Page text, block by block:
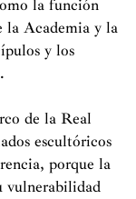
la función
la Academia y la
y los
de la Real
escultóricos
porque la
vulnerabilidad